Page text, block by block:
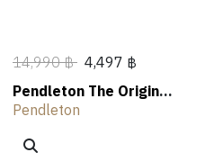
14,990 ฿ 4,497 ฿
Pendleton The Original
Westerley
Pendleton